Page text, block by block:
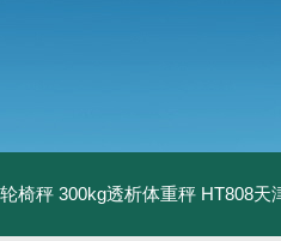
椅秤 300kg透析体重秤 HT808天